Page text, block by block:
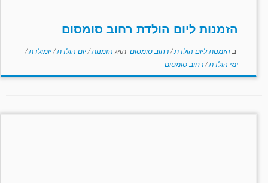
הזמנות ליום הולדת רחוב סומסום
ב הזמנות ליום הולדת/רחוב סומסום תויג הזמנות/יום הולדת/יומולדת/
ימי הולדת/רחוב סומסום